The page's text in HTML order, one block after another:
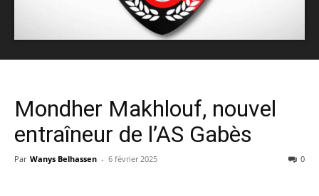
Mondher Makhlouf, nouvel
entraîneur de l’AS Gabès
Par Wanys Belhassen - 6 février 2025 0